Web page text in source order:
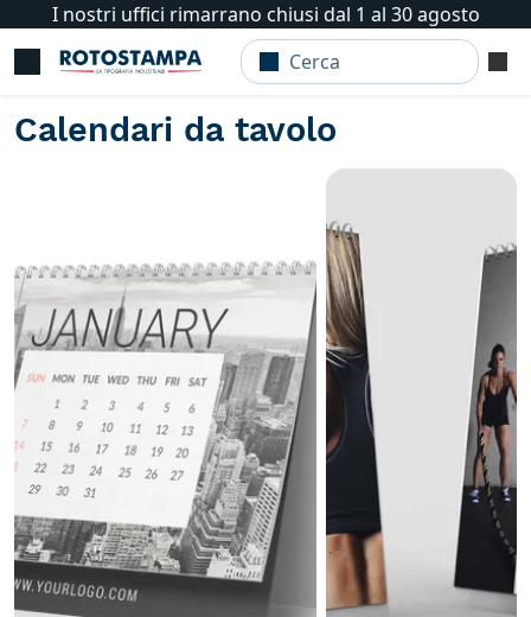
I nostri uffici rimarrano chiusi dal 1 al 30 agosto
Calendari da tavolo